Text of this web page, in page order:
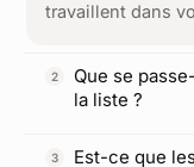
travaillent dans
Que se
la liste ?
Est-ce que